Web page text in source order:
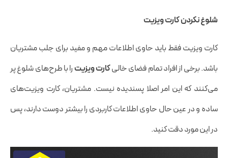
شلوغ نکردن کارت ویزیت
کارت ویزیت فقط باید حاوی اطلاعات مهم و مفید برای جلب مشتریان
باشد. برخی از افراد تمام فضای خالیکارت ویزیترا با طرح‌های شلوغ پر
می‌کنند که این امر اصلا پسندیده نیست. مشتریان، کارت ویزیت‌های
ساده و در عین حال حاوی اطلاعات کاربردی را بیشتر دوست دارند، پس
در این مورد دقت کنید.